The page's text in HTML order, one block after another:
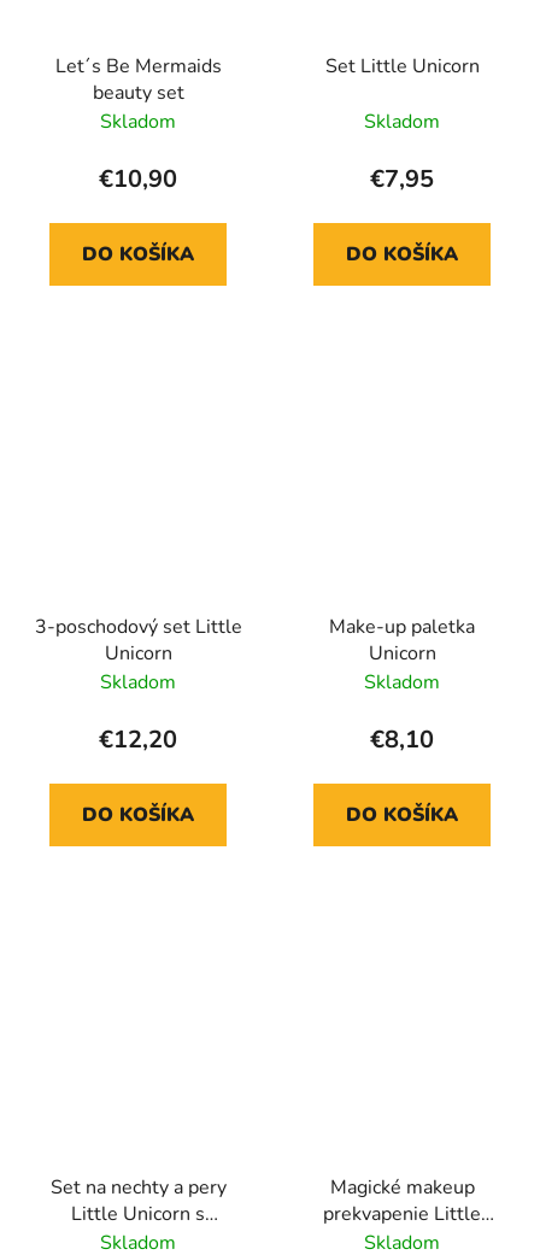
Let´s Be Mermaids
beauty set
Skladom
€10,90
DO KOŠÍKA
Set Little Unicorn
Skladom
€7,95
DO KOŠÍKA
3-poschodový set Little
Unicorn
Skladom
€12,20
DO KOŠÍKA
Make-up paletka
Unicorn
Skladom
€8,10
DO KOŠÍKA
Set na nechty a pery
Little Unicorn s
úložným boxom
Skladom
Magické makeup
prekvapenie Little
Unicorn
Skladom